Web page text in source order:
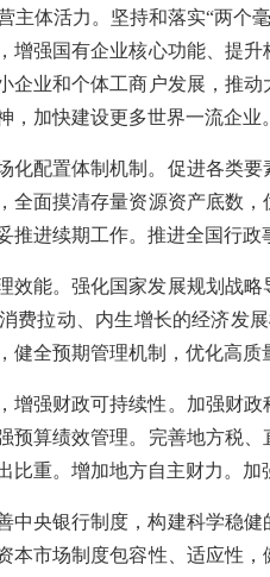
主体活力。坚持和落实“两
增强国有企业核心功能、提
企业和个体工商户发展，推
，加快建设更多世界一流企业
化配置体制机制。促进各类
全面摸清存量资源资产底数
推进续期工作。推进全国行
效能。强化国家发展规划战
费拉动、内生增长的经济发
健全预期管理机制，优化高质
增强财政可持续性。加强财
预算绩效管理。完善地方税
比重。增加地方自主财力。
中央银行制度，构建科学稳
本市场制度包容性、适应性